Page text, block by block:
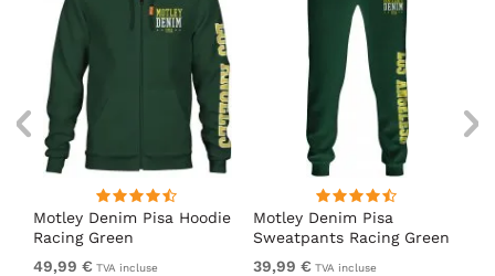
Motley Denim Pisa Hoodie
Racing Green
49,99 € TVA incluse
Motley Denim Pisa
Sweatpants Racing Green
39,99 € TVA incluse